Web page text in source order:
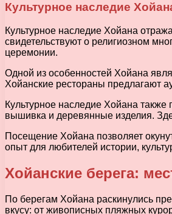
Культурное наследие
Культурное наследие Хойана
свидетельствуют о религиозном
церемонии.
Одной из особенностей Хойана
Хойанские рестораны предлагают
Культурное наследие Хойана
вышивка и деревянные изделия.
Посещение Хойана позволяет
опыт для любителей истории,
Хойанские берега:
По берегам Хойана раскинулись
вкусу: от живописных пляжных